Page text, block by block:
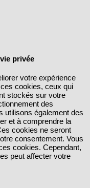
privée
votre expérience
cookies, ceux qui
stockés sur votre
des
utilisons également des
et à comprendre la
cookies ne seront
consentement. Vous
cookies. Cependant,
peut affecter votre